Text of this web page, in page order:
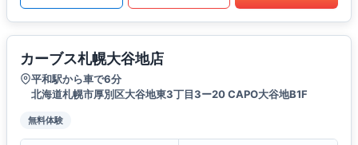
カーブス札幌大谷地店
平和駅から車で6分
北海道札幌市厚別区大谷地東3丁目3ー20 CAPO大谷地B1F
無料体験